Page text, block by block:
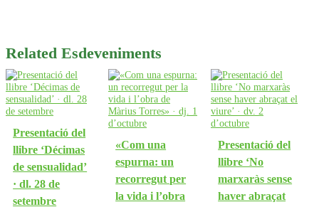
Related Esdeveniments
Presentació del
llibre ‘Décimas
de sensualidad’
· dl. 28 de
setembre
«Com una
espurna: un
recorregut per
la vida i l’obra
Presentació del
llibre ‘No
marxaràs sense
haver abraçat